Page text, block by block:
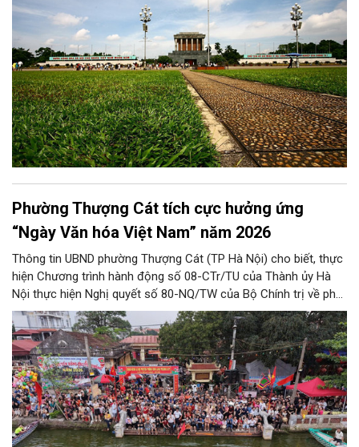
Phường Thượng Cát tích cực hưởng ứng
“Ngày Văn hóa Việt Nam” năm 2026
Thông tin UBND phường Thượng Cát (TP Hà Nội) cho biết, thực
hiện Chương trình hành động số 08-CTr/TU của Thành ủy Hà
Nội thực hiện Nghị quyết số 80-NQ/TW của Bộ Chính trị về phát
triển Văn hóa Việt Nam; Kế hoạch của UBND Thành phố Hà Nội,
phường Thượng Cát tổ chức nhiều hoạt động trong tháng
11/2026 hưởng ứng “Ngày Văn hóa Việt Nam” năm 2026 trên
địa bàn.